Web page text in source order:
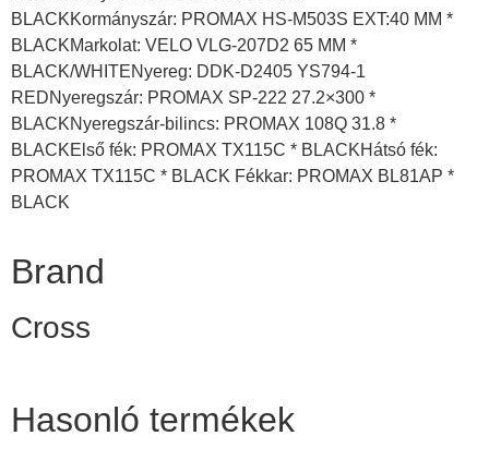
BLACKKormányszár: PROMAX HS-M503S EXT:40 MM *
BLACKMarkolat: VELO VLG-207D2 65 MM *
BLACK/WHITENyereg: DDK-D2405 YS794-1
REDNyeregszár: PROMAX SP-222 27.2×300 *
BLACKNyeregszár-bilincs: PROMAX 108Q 31.8 *
BLACKElső fék: PROMAX TX115C * BLACKHátsó fék:
PROMAX TX115C * BLACK Fékkar: PROMAX BL81AP *
BLACK
Brand
Cross
Hasonló termékek